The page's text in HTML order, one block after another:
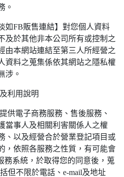
。
如FB販售連結】對您個人資料
及於其他非本公司所有或控制之
由本網站連結至第三人所經營之
資料之蒐集係依其網站之隱私權
涉。
利用說明
供電子商務服務、售後服務、
當事人及相關利害關係人之權
、以及經營合於營業登記項目或
，依照各服務之性質，有可能會
務系統，於取得您的同意後，蒐
但不限於電話、e-mail及地址